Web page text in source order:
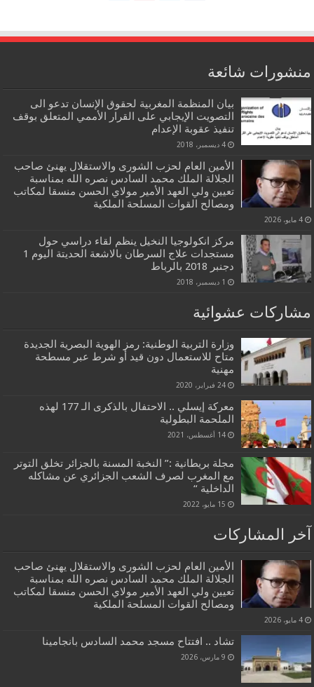
منشورات شائعة
بيان المنظمة المغربية لحقوق الإنسان تدعو الى
التصويت الإيجابي على القرار الأممي المتعلق بوقف
تنفيذ عقوبة الإعدام
4 ديسمبر، 2018
الأمين العام لحزب الشورى والاستقلال يهنئ صاحب
الجلالة الملك محمد السادس نصره الله بمناسبة
تعيين ولي العهد الأمير مولاي الحسن منسقا لمكاتب
ومصالح القوات المسلحة الملكية
4 مايو، 2026
مركز انكولوجيا النخيل ينظم لقاء دراسي حول
مستجدات علاج السرطان بالاشعة الحديتة اليوم 1
دجنبر 2018 بالرباط
1 ديسمبر، 2018
مشاركات عشوائية
وزارة التربية الوطنية: رمز الهوية البصرية الجديدة
متاح للاستعمال دون قيد أو شرط عبر مسطحة
مهنية
24 فبراير، 2020
معركة إيسلي .. الاحتفال بالذكرى الـ 177 لهذه
الملحمة البطولية
14 أغسطس، 2021
مجلة بريطانية :” النخبة المسنة بالجزائر تخلق التوتر
مع المغرب لصرف الشعب الجزائري عن مشاكله
الداخلية “
15 مايو، 2022
آخر المشاركات
الأمين العام لحزب الشورى والاستقلال يهنئ صاحب
الجلالة الملك محمد السادس نصره الله بمناسبة
تعيين ولي العهد الأمير مولاي الحسن منسقا لمكاتب
ومصالح القوات المسلحة الملكية
4 مايو، 2026
تشاد .. افتتاح مسجد محمد السادس بانجامينا
9 مارس، 2026